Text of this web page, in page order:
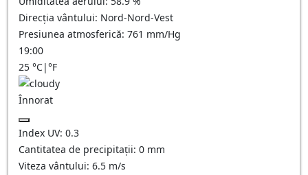
Direcția vântului: Nord-Nord-Vest
Presiunea atmosferică: 761 mm/Hg
19:00
25 °C|°F
Înnorat
Index UV: 0.3
Cantitatea de precipitații: 0 mm
Viteza vântului: 6.5 m/s